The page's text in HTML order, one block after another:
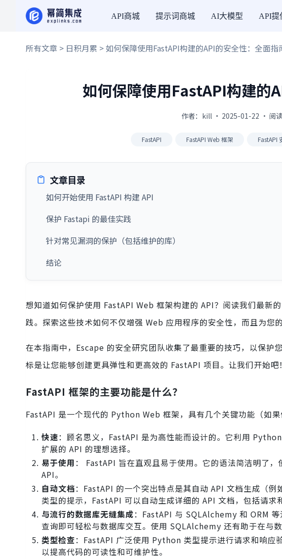
API商城 提示词商城 AI大模型 API提
所有文章 > 日积月累 > 如何保障使用FastAPI构建的API的安全性：全面指
如何保障使用FastAPI构建的
作者：kill · 2025-01-22 · 阅
FastAPI FastAPI Web 框架 FastAPI
文章目录
如何开始使用 FastAPI 构建 API
保护 Fastapi 的最佳实践
针对常见漏洞的保护（包括维护的库）
结论
想知道如何保护使用 FastAPI Web 框架构建的 API？阅读我们最新
践。探索这些技术如何不仅增强 Web 应用程序的安全性，而且为您
在本指南中，Escape 的安全研究团队收集了最重要的技巧，以保护
标是让您能够创建更具弹性和更高效的 FastAPI 项目。让我们开始吧！
FastAPI 框架的主要功能是什么？
FastAPI 是一个现代的 Python Web 框架，具有几个关键功能（如
快速：顾名思义，FastAPI 是为高性能而设计的。它利用
扩展的 API 的理想选择。
易于使用： FastAPI 旨在直观且易于使用。它的语法简洁明了
API。
自动文档：FastAPI 的一个突出特点是其自动 API 文档生成（
类型的提示，FastAPI 可以自动生成详细的 API 文档，包括请求
与流行的数据库无缝集成：FastAPI 与 SQLAlchemy 和 ORM
查询即可轻松与数据库交互。使用 SQLAlchemy 还有助于在与
类型检查：FastAPI 广泛使用 Python 类型提示进行请求和响应
以提高代码的可读性和可维护性。